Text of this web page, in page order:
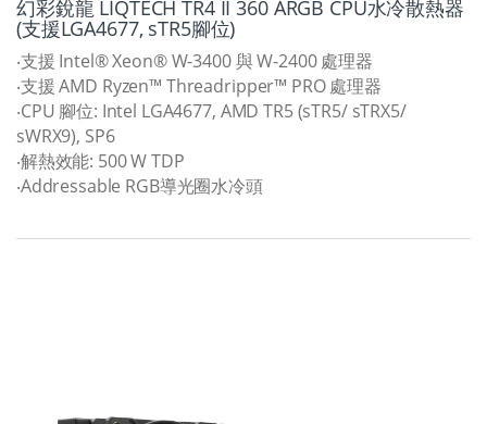
幻彩銳龍 LIQTECH TR4 II 360 ARGB CPU水冷散熱器
(支援LGA4677, sTR5腳位)
‧支援 Intel® Xeon® W-3400 與 W-2400 處理器
‧支援 AMD Ryzen™ Threadripper™ PRO 處理器
‧CPU 腳位: Intel LGA4677, AMD TR5 (sTR5/ sTRX5/
sWRX9), SP6
‧解熱效能: 500 W TDP
‧Addressable RGB導光圈水冷頭